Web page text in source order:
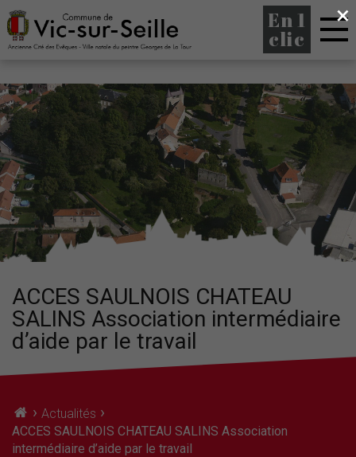
En 1
clic
ACCES SAULNOIS CHATEAU
SALINS Association intermédiaire
d’aide par le travail
› Actualités ›
ACCES SAULNOIS CHATEAU SALINS Association
intermédiaire d’aide par le travail
×